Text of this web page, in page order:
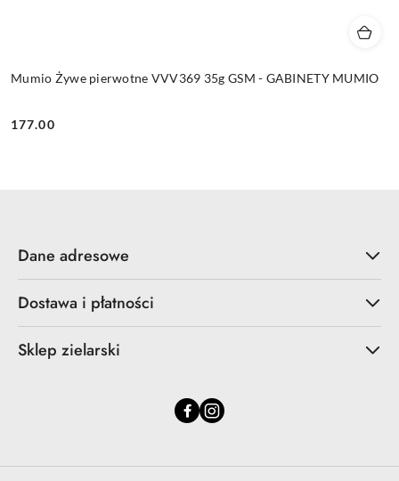
Mumio Żywe pierwotne VVV369 35g GSM - GABINETY MUMIO
Cena:
177.00
Dane adresowe
Dostawa i płatności
Sklep zielarski